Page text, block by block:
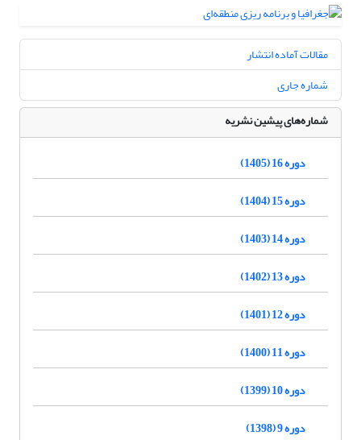
مقالات آماده انتشار
شماره جاری
شماره‌های پیشین نشریه
دوره 16 (1405)
دوره 15 (1404)
دوره 14 (1403)
دوره 13 (1402)
دوره 12 (1401)
دوره 11 (1400)
دوره 10 (1399)
دوره 9 (1398)